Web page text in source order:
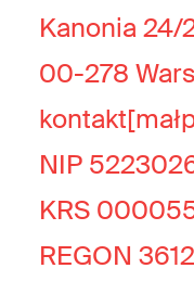
Kanonia 24/
00-278
NIP
KRS
REGON